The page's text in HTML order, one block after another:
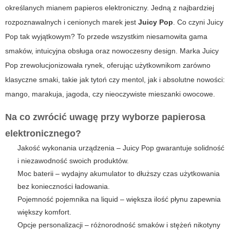
określanych mianem papieros elektroniczny. Jedną z najbardziej
rozpoznawalnych i cenionych marek jest Juicy Pop. Co czyni Juicy
Pop tak wyjątkowym? To przede wszystkim niesamowita gama
smaków, intuicyjna obsługa oraz nowoczesny design. Marka Juicy
Pop zrewolucjonizowała rynek, oferując użytkownikom zarówno
klasyczne smaki, takie jak tytoń czy mentol, jak i absolutne nowości:
mango, marakuja, jagoda, czy nieoczywiste mieszanki owocowe.
Na co zwrócić uwagę przy wyborze papierosa
elektronicznego?
Jakość wykonania urządzenia – Juicy Pop gwarantuje solidność
i niezawodność swoich produktów.
Moc baterii – wydajny akumulator to dłuższy czas użytkowania
bez konieczności ładowania.
Pojemność pojemnika na liquid – większa ilość płynu zapewnia
większy komfort.
Opcje personalizacji – różnorodność smaków i stężeń nikotyny